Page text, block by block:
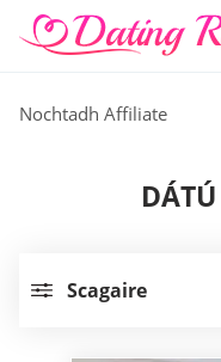
Nochtadh Affiliate
Scagaire